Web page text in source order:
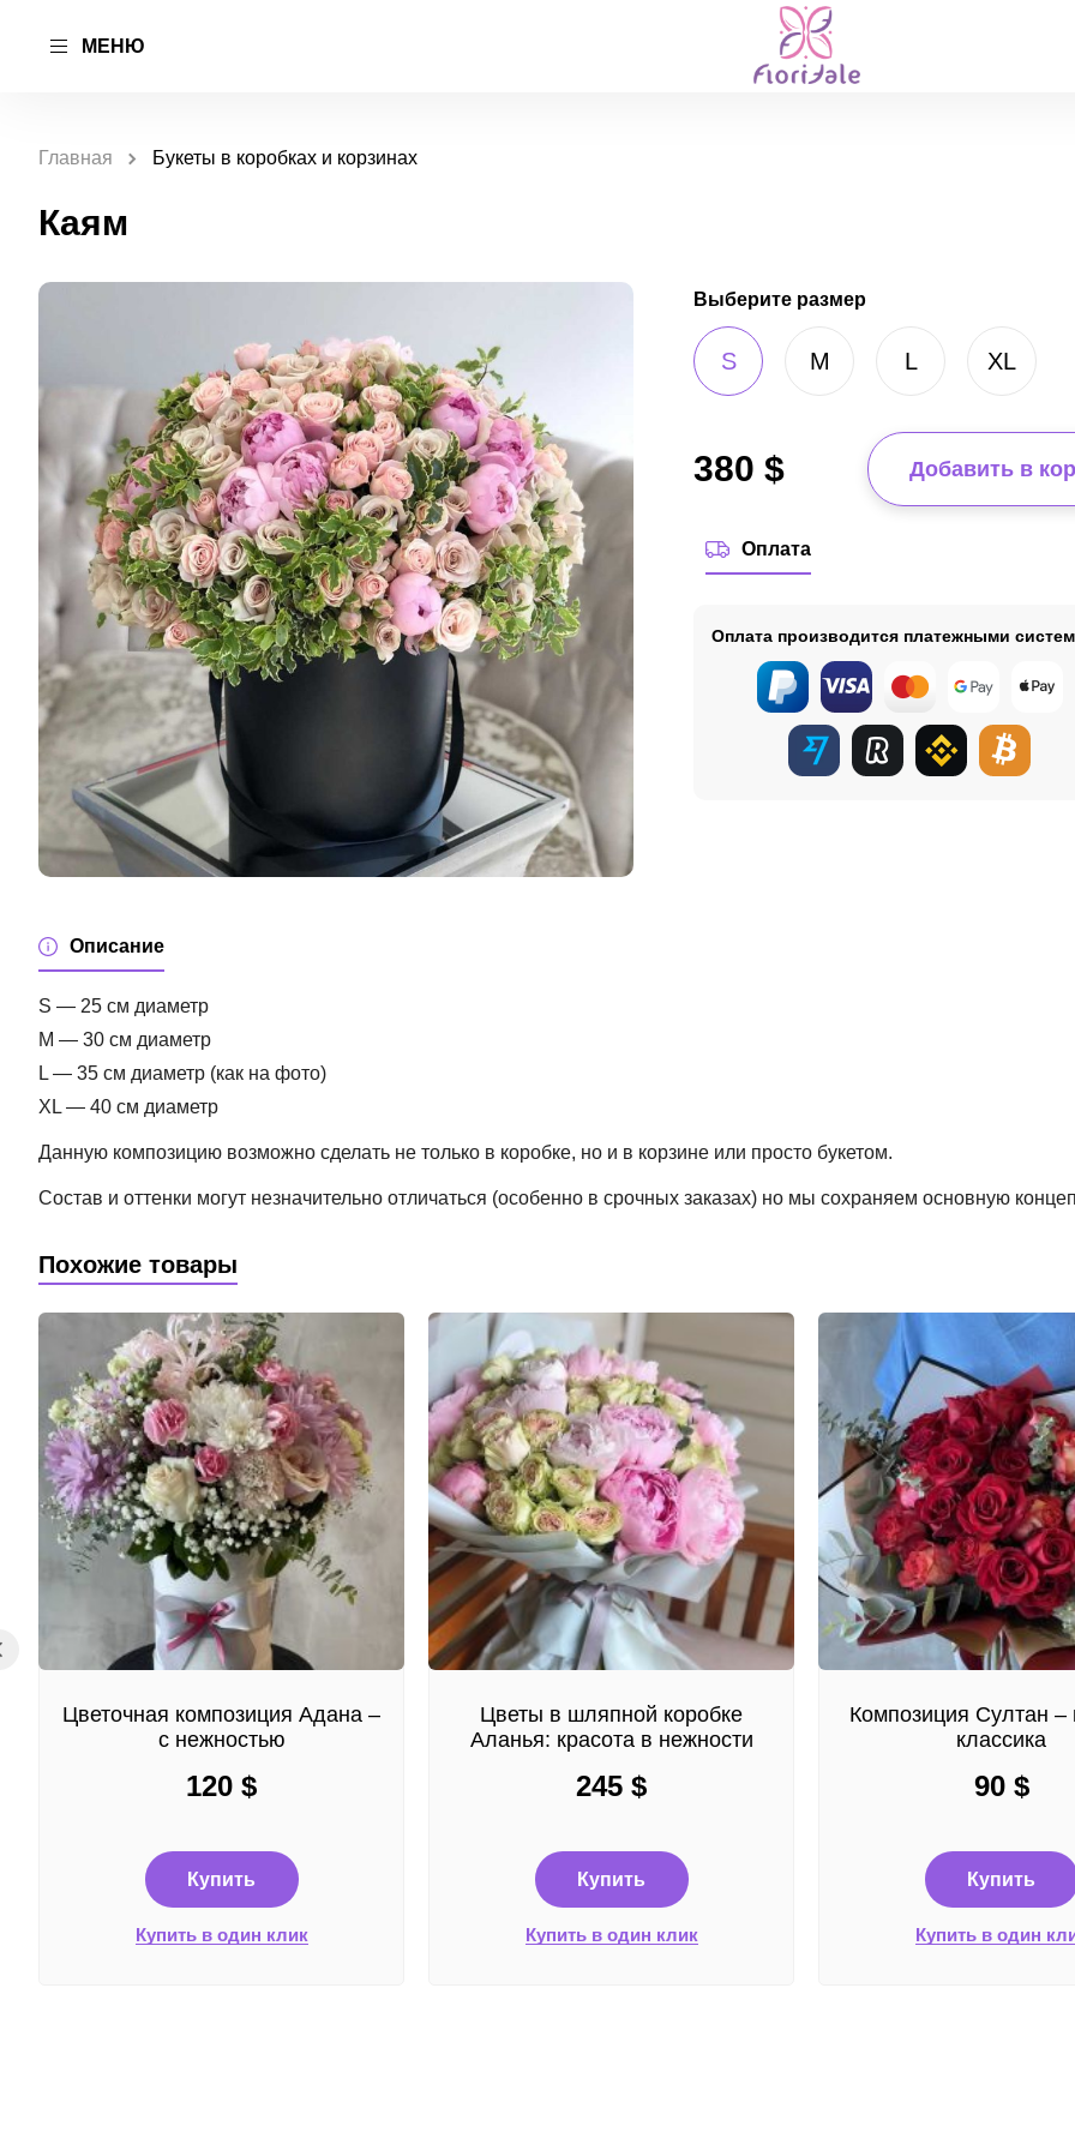
МЕНЮ
Главная Букеты в коробках и корзинах
Каям
Выберите размер
S M L XL
380 $ Добавить в
Оплата
Оплата производится платежными
Описание
S — 25 см диаметр
M — 30 см диаметр
L — 35 см диаметр (как на фото)
XL — 40 см диаметр
Данную композицию возможно сделать не только в коробке, но и в корзине или просто букетом.
Состав и оттенки могут незначительно отличаться (особенно в срочных заказах) но мы сохраняем основную
Похожие товары
Цветочная композиция Адана –
с нежностью
120 $
Купить
Купить в один клик
Цветы в шляпной коробке
Аланья: красота в нежности
245 $
Купить
Купить в один клик
Композиция Султан –
классика
90 $
Купить
Купить в один